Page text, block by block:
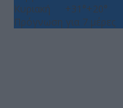
Κυριακή
+31°+20°
Πρόγνωση για 7 μέρες